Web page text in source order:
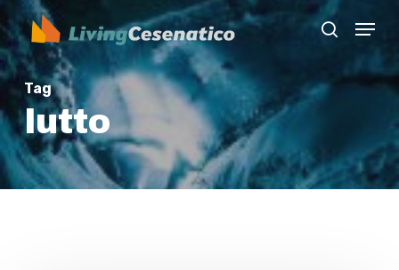
Skip
to
main
content
search
Menu
Tag
lutto
Close
Menu